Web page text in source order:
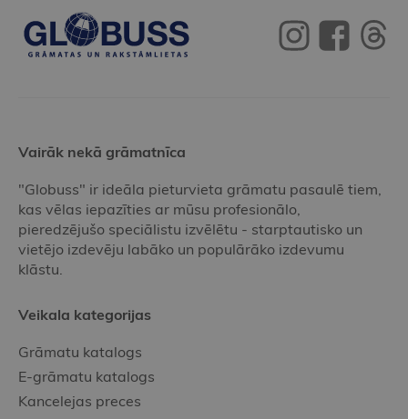
Vairāk nekā grāmatnīca
"Globuss" ir ideāla pieturvieta grāmatu pasaulē tiem,
kas vēlas iepazīties ar mūsu profesionālo,
pieredzējušo speciālistu izvēlētu - starptautisko un
vietējo izdevēju labāko un populārāko izdevumu
klāstu.
Veikala kategorijas
Grāmatu katalogs
E-grāmatu katalogs
Kancelejas preces